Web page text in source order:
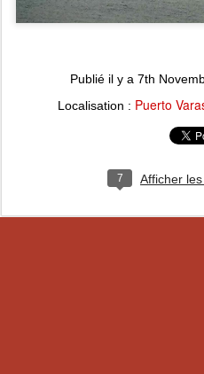
Publié il y a 7th
Localisation : Puerto
7 Afficher